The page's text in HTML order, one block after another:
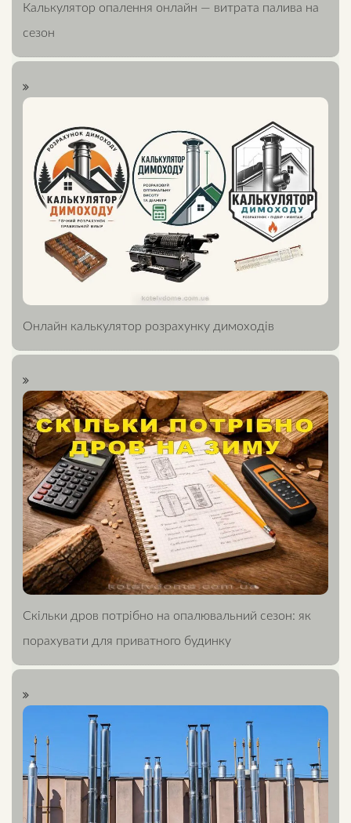
Калькулятор опалення онлайн — витрата палива на
сезон
Онлайн калькулятор розрахунку димоходів
Скільки дров потрібно на опалювальний сезон: як
порахувати для приватного будинку